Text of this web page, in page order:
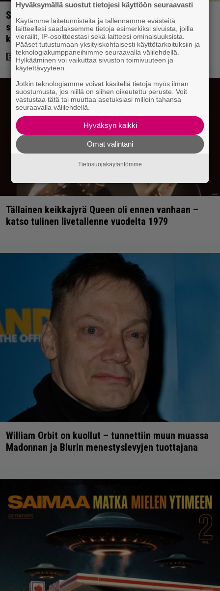
Scifihetki: Ilmaiskatselussa 100 miljoonan dollarin
supersankarielokuva – sai Suomessa 4017
katsojaa
Tällainen keikkajyrä Queen oli ennen vanhaan –
katso tulinen livetallenne vuodelta 1979
William Orbit on kuollut – tunnettiin muun muassa
Madonnan ja Blurin menestyslevyjen tuottajana
Hyväksymällä suostut tietojesi käyttöön seuraavasti
Käytämme laitetunnisteita ja tallennamme evästeitä
laitteellesi saadaksemme tietoja esimerkiksi sivuista, joilla
vierailit, IP-osoitteestasi sekä laitteesi ominaisuuksista.
Pääset tutustumaan yksityiskohtaisesti käyttötarkoituksiin ja
teknologiakumppaneihimme seuraavalla välilehdellä.
Hylkääminen voi vaikuttaa sivuston toimivuuteen ja
käytettävyyteen.
Jotkin teknologiamme voivat käsitellä tietoja myös ilman
suostumusta, jos niillä on siihen oikeutettu peruste. Voit
vastustaa tätä tai muuttaa asetuksiasi milloin tahansa
seuraavalla välilehdellä.
Hyväksyn kaikki
Omat valintani
Tietosuojakäytäntömme